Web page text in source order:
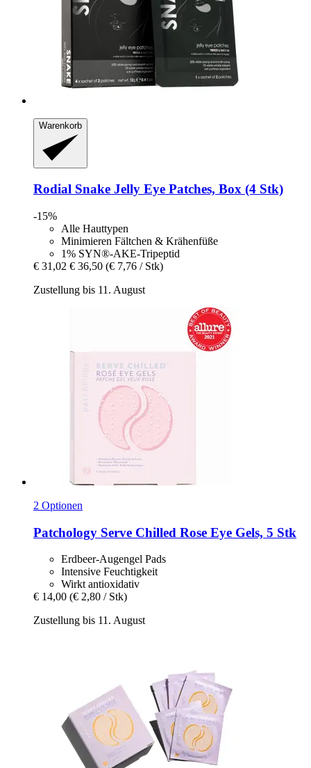
Warenkorb
Rodial Snake Jelly Eye Patches, Box (4 Stk)
-15%
Alle Hauttypen
Minimieren Fältchen & Krähenfüße
1% SYN®-AKE-Tripeptid
€ 31,02 € 36,50 (€ 7,76 / Stk)
Zustellung bis 11. August
2 Optionen
Patchology Serve Chilled Rose Eye Gels, 5 Stk
Erdbeer-Augengel Pads
Intensive Feuchtigkeit
Wirkt antioxidativ
€ 14,00 (€ 2,80 / Stk)
Zustellung bis 11. August